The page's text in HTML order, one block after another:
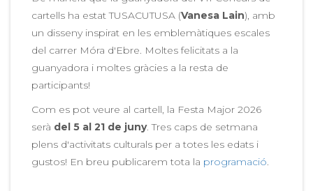
cartells ha estat TUSACUTUSA (Vanesa Lain), amb
un disseny inspirat en les emblemàtiques escales
del carrer Móra d'Ebre. Moltes felicitats a la
guanyadora i moltes gràcies a la resta de
participants!
Com es pot veure al cartell, la Festa Major 2026
serà del 5 al 21 de juny. Tres caps de setmana
plens d'activitats culturals per a totes les edats i
gustos! En breu publicarem tota la programació.